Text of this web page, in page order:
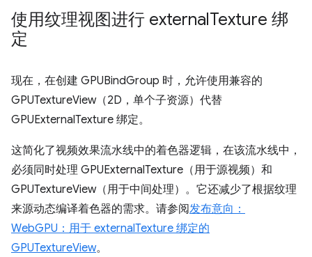
使用纹理视图进行 externalTexture 绑
定
现在，在创建 GPUBindGroup 时，允许使用兼容的
GPUTextureView（2D，单个子资源）代替
GPUExternalTexture 绑定。
这简化了视频效果流水线中的着色器逻辑，在该流水线中，
必须同时处理 GPUExternalTexture（用于源视频）和
GPUTextureView（用于中间处理）。它还减少了根据纹理
来源动态编译着色器的需求。请参阅发布意向：
WebGPU：用于 externalTexture 绑定的
GPUTextureView。